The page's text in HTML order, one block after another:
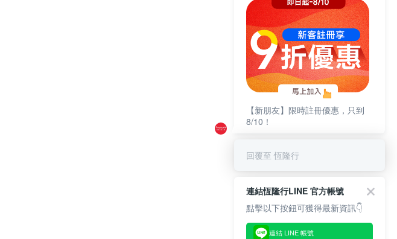
【新朋友】限時註冊優惠，只到
8/10！
回覆至 恆隆行
連結恆隆行LINE 官方帳號
點擊以下按鈕可獲得最新資訊👇
連結 LINE 帳號